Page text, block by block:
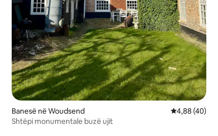
Banesë në Woudsend Vlerësimi
4,88 (40)
Shtëpi monumentale buzë ujit